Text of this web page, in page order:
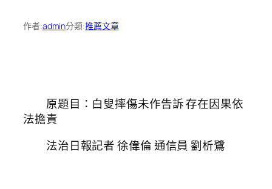
作者:admin分類:推薦文章
原題目：白叟摔傷未作告訴 存在因果依
法擔責
法治日報記者 徐偉倫 通信員 劉析鷺